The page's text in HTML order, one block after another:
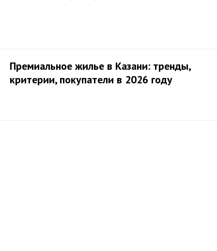
Премиальное жилье в Казани: тренды,
критерии, покупатели в 2026 году